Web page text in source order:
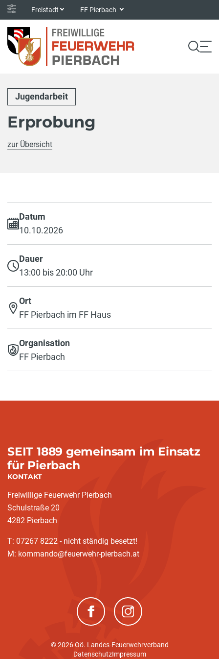
Freistadt FF Pierbach
Jugendarbeit
Erprobung
zur Übersicht
Datum
10.10.2026
Dauer
13:00 bis 20:00 Uhr
Ort
FF Pierbach im FF Haus
Organisation
FF Pierbach
SEIT 1889 gemeinsam im Einsatz
für Pierbach
KONTAKT
Freiwillige Feuerwehr Pierbach
Schulstraße 20
4282 Pierbach
T: 07267 8222 - nicht ständig besetzt!
M: kommando@feuerwehr-pierbach.at
(neues Fenster)(neues Fenster)
© 2026 Oö. Landes-Feuerwehrverband
DatenschutzImpressum